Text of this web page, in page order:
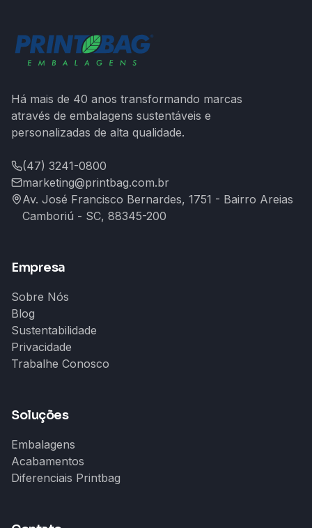
Há mais de 40 anos transformando marcas
através de embalagens sustentáveis e
personalizadas de alta qualidade.
(47) 3241-0800
marketing@printbag.com.br
Av. José Francisco Bernardes, 1751 - Bairro Areias
Camboriú - SC, 88345-200
Empresa
Sobre Nós
Blog
Sustentabilidade
Privacidade
Trabalhe Conosco
Soluções
Embalagens
Acabamentos
Diferenciais Printbag